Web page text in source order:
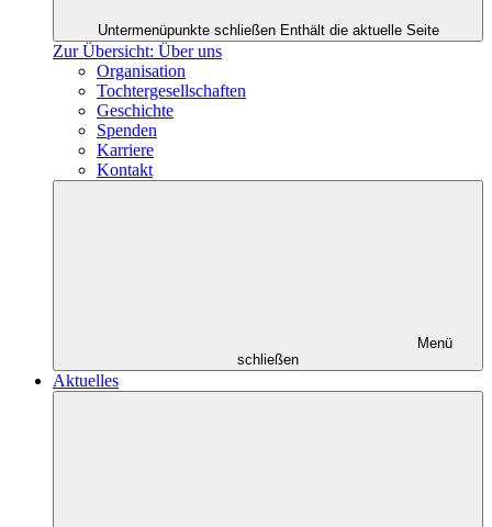
Untermenüpunkte schließen Enthält die aktuelle Seite
Zur Übersicht: Über uns
Organisation
Tochtergesellschaften
Geschichte
Spenden
Karriere
Kontakt
Menü
schließen
Aktuelles